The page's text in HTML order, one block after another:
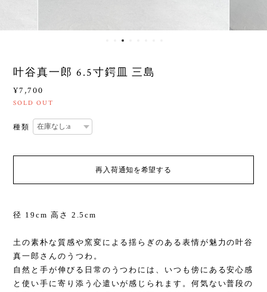
叶谷真一郎 6.5寸鍔皿 三島
¥7,700
SOLD OUT
種類
再入荷通知を希望する
径 19cm 高さ 2.5cm
土の素朴な質感や窯変による揺らぎのある表情が魅力の叶谷
真一郎さんのうつわ。
自然と手が伸びる日常のうつわには、いつも傍にある安心感
と使い手に寄り添う心遣いが感じられます。何気ない普段の